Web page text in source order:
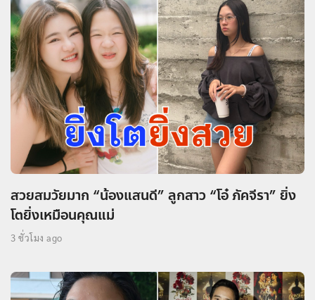
สวยสมวัยมาก “น้องแสนดี” ลูกสาว “โอ๋ ภัคจีรา” ยิ่ง
โตยิ่งเหมือนคุณแม่
3 ชั่วโมง ago